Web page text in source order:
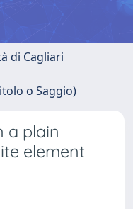
di Cagliari
o Saggio)
a plain
element